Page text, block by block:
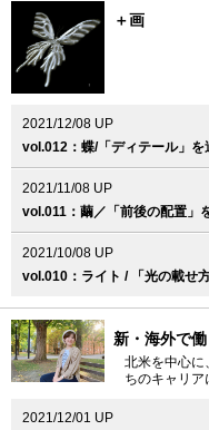
＋画
2021/12/08 UP
vol.012：蝶/「ディテール」を
2021/11/08 UP
vol.011：繭／「前後の配置」
2021/10/08 UP
vol.010：ライト / 「光の載せ
新・海外で
北米を中心に
ちのキャリア
2021/12/01 UP